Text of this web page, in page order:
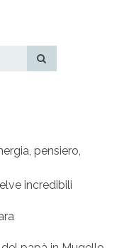
pensiero,
incredibili